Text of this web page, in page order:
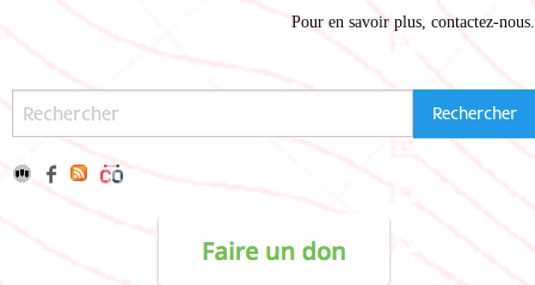
Pour en savoir plus, contactez-nous.